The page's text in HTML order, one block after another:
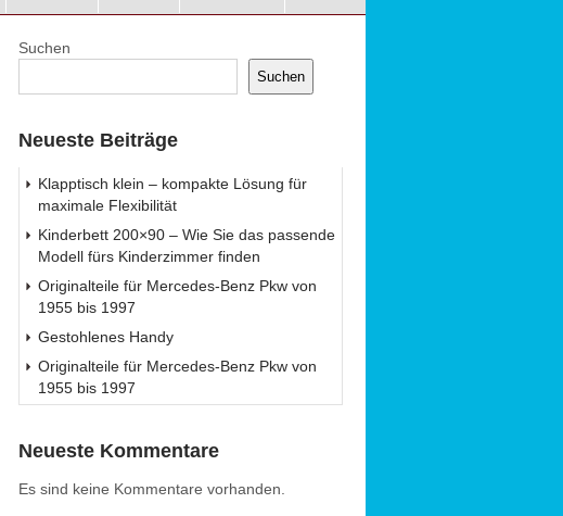
Suchen
Suchen
Neueste Beiträge
Klapptisch klein – kompakte Lösung für
maximale Flexibilität
Kinderbett 200×90 – Wie Sie das passende
Modell fürs Kinderzimmer finden
Originalteile für Mercedes-Benz Pkw von
1955 bis 1997
Gestohlenes Handy
Originalteile für Mercedes-Benz Pkw von
1955 bis 1997
Neueste Kommentare
Es sind keine Kommentare vorhanden.